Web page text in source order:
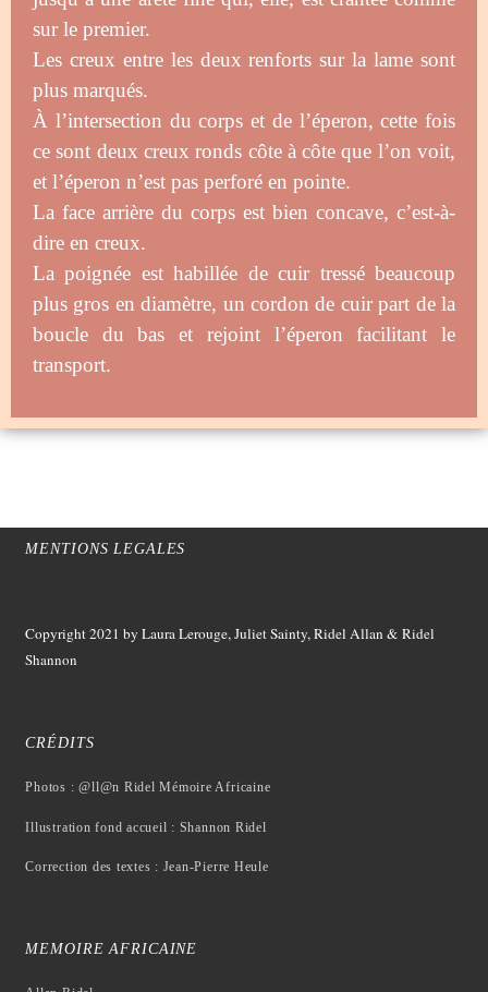
sur le premier.
Les creux entre les deux renforts sur la lame sont
plus marqués.
À l’intersection du corps et de l’éperon, cette fois
ce sont deux creux ronds côte à côte que l’on voit,
et l’éperon n’est pas perforé en pointe.
La face arrière du corps est bien concave, c’est-à-
dire en creux.
La poignée est habillée de cuir tressé beaucoup
plus gros en diamètre, un cordon de cuir part de la
boucle du bas et rejoint l’éperon facilitant le
transport.
MENTIONS LEGALES
Copyright 2021 by Laura Lerouge, Juliet Sainty, Ridel Allan &Ridel
Shannon
CRÉDITS
Photos : @ll@n Ridel Mémoire Africaine
Illustration fond accueil : Shannon Ridel
Correction des textes : Jean-Pierre Heule
MEMOIRE AFRICAINE